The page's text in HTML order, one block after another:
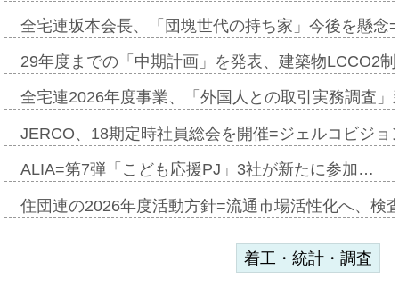
全宅連坂本会長、「団塊世代の持ち家」今後を懸
29年度までの「中期計画」を発表、建築物LCCO2
全宅連2026年度事業、「外国人との取引実務調査
JERCO、18期定時社員総会を開催=ジェルコビジ
ALIA=第7弾「こども応援PJ」3社が新たに参加…
住団連の2026年度活動方針=流通市場活性化へ、検
着工・統計・調査